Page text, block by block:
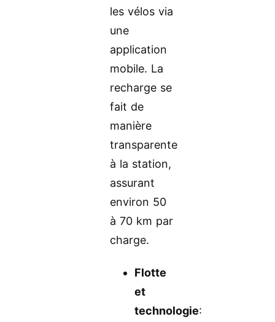
les vélos via
une
application
mobile. La
recharge se
fait de
manière
transparente
à la station,
assurant
environ 50
à 70 km par
charge.
Flotte
et
technologie: